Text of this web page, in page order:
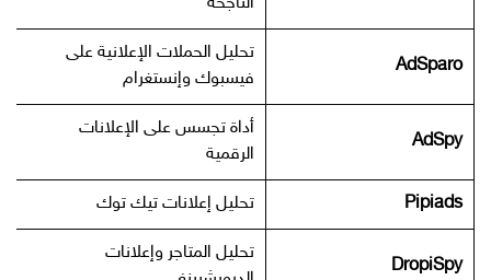
AdSparo
تحليل الحملات الإعلانية على
فيسبوك وإنستغرام
AdSpy
أداة تجسس على الإعلانات
الرقمية
Pipiads تحليل إعلانات تيك توك
DropiSpy
تحليل المتاجر وإعلانات